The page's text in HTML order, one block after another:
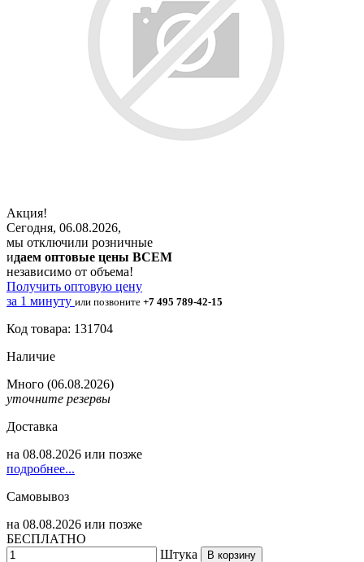
Акция!
Сегодня, 06.08.2026,
мы отключили розничные
идаем оптовые цены ВСЕМ
независимо от объема!
Получить оптовую цену
за 1 минуту или позвоните +7 495 789-42-15
Код товара: 131704
Наличие
Много (06.08.2026)
уточните резервы
Доставка
на 08.08.2026 или позже
подробнее...
Самовывоз
на 08.08.2026 или позже
БЕСПЛАТНО
Штука
В корзину